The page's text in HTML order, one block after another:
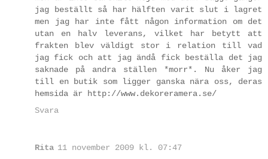
jag beställt så har hälften varit slut i lagret
men jag har inte fått någon information om det
utan en halv leverans, vilket har betytt att
frakten blev väldigt stor i relation till vad
jag fick och att jag ändå fick beställa det jag
saknade på andra ställen *morr*. Nu åker jag
till en butik som ligger ganska nära oss, deras
hemsida är http://www.dekoreramera.se/
Svara
Rita 11 november 2009 kl. 07:47